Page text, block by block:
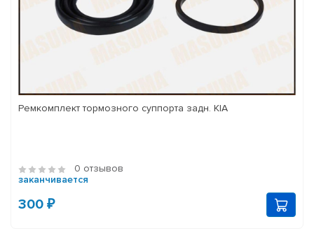
Ремкомплект тормозного суппорта задн. KIA
0 отзывов
заканчивается
300 ₽